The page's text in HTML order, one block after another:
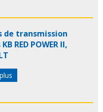
de transmission
RED POWER II,